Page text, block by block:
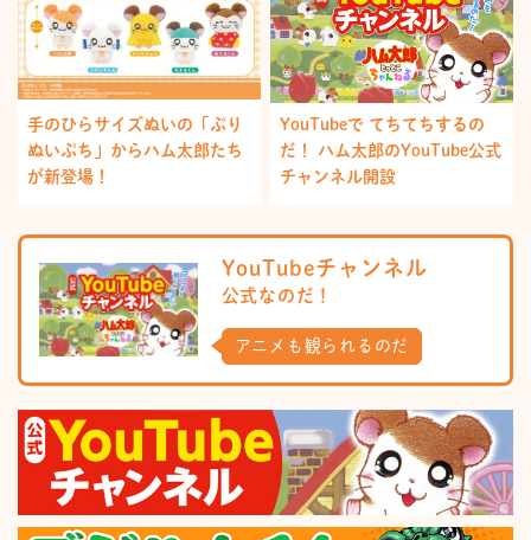
手のひらサイズぬいの「ぷり
ぬいぷち」からハム太郎たち
が新登場！
YouTubeで てちてちするの
だ！ ハム太郎のYouTube公式
チャンネル開設
YouTubeチャンネル
公式なのだ！
アニメも観られるのだ